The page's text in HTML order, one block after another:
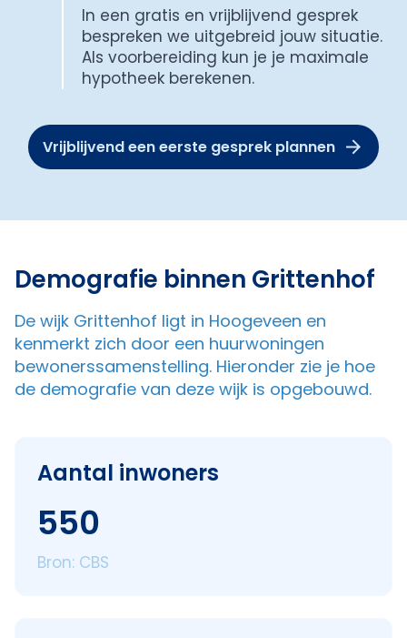
In een gratis en vrijblijvend gesprek
bespreken we uitgebreid jouw situatie.
Als voorbereiding kun je je maximale
hypotheek berekenen.
Vrijblijvend een eerste gesprek plannen
Demografie binnen Grittenhof
De wijk Grittenhof ligt in Hoogeveen en
kenmerkt zich door een huurwoningen
bewonerssamenstelling. Hieronder zie je hoe
de demografie van deze wijk is opgebouwd.
Aantal inwoners
550
Bron: CBS